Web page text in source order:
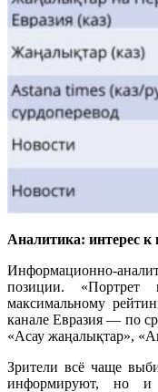
Аналитика: интерес к
Информационно-
позиции.
максимальному
канале Евразия — по
«Асау жаңалықтар»,
Зрители всё чаще
информируют, но и